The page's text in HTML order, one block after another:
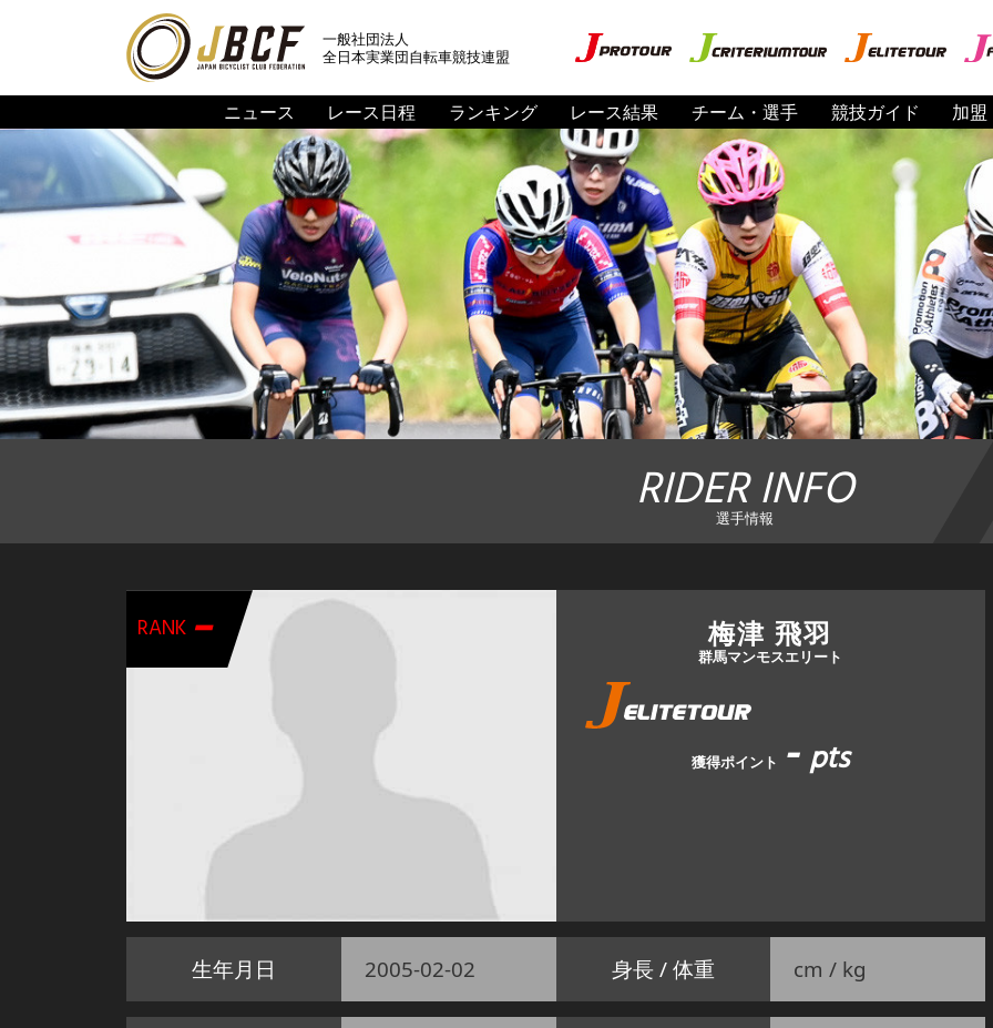
一般社団法人
全日本実業団自転車競技連盟
ニュース レース日程 ランキング レース結果 チーム・選手 競技ガイド 加盟
RIDER INFO
選手情報
RANK- 梅津 飛羽
群馬マンモスエリート
獲得ポイント -pts
生年月日 2005-02-02 身長 / 体重 cm / kg